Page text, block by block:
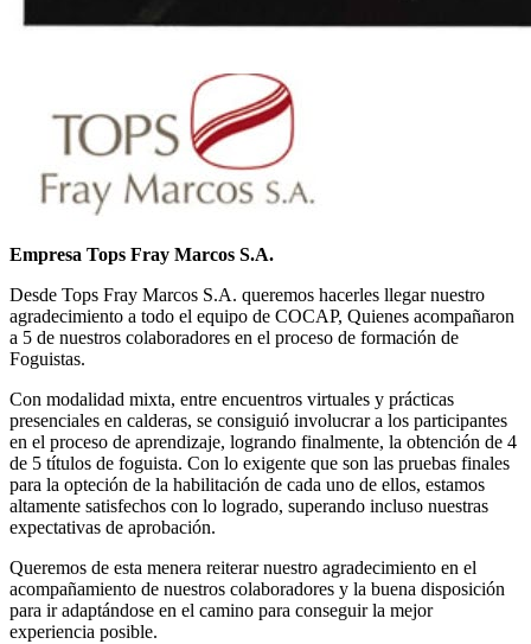
Empresa Tops Fray Marcos S.A.
Desde Tops Fray Marcos S.A. queremos hacerles llegar nuestro
agradecimiento a todo el equipo de COCAP, Quienes acompañaron
a 5 de nuestros colaboradores en el proceso de formación de
Foguistas.
Con modalidad mixta, entre encuentros virtuales y prácticas
presenciales en calderas, se consiguió involucrar a los participantes
en el proceso de aprendizaje, logrando finalmente, la obtención de 4
de 5 títulos de foguista. Con lo exigente que son las pruebas finales
para la opteción de la habilitación de cada uno de ellos, estamos
altamente satisfechos con lo logrado, superando incluso nuestras
expectativas de aprobación.
Queremos de esta menera reiterar nuestro agradecimiento en el
acompañamiento de nuestros colaboradores y la buena disposición
para ir adaptándose en el camino para conseguir la mejor
experiencia posible.